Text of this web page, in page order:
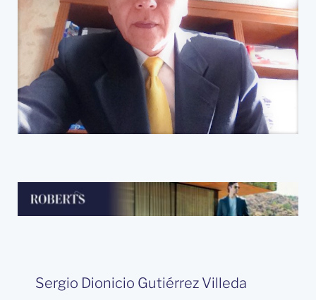
Sergio Dionicio Gutiérrez Villeda